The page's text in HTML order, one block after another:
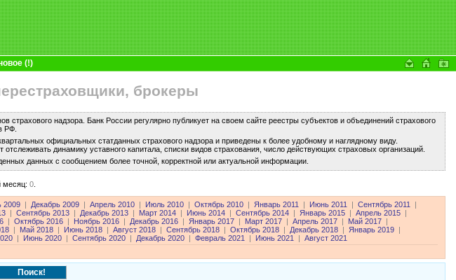
(!)
брокеры
надзора. Банк России регулярно публикует на своем сайте реестры субъектов и объединений страхового
РФ.
официальных статданных страхового надзора и приведены к более удобному и наглядному виду.
динамику уставного капитала, списки видов страхования, число действующих страховых организаций.
данных с сообщением более точной, корректной или актуальной информации.
месяц: 0
2009 Декабрь 2009 Апрель 2010 Июль 2010 Октябрь 2010 Январь 2011 Июнь 2011 Сентябрь 2011
Сентябрь 2013 Декабрь 2013 Март 2014 Июнь 2014 Сентябрь 2014 Январь 2015 Апрель 2015
Октябрь 2016 Ноябрь 2016 Декабрь 2016 Январь 2017 Март 2017 Апрель 2017 Май 2017
Май 2018 Июнь 2018 Август 2018 Сентябрь 2018 Октябрь 2018 Декабрь 2018 Январь 2019
Июнь 2020 Сентябрь 2020 Декабрь 2020 Февраль 2021 Июнь 2021
Август 2021